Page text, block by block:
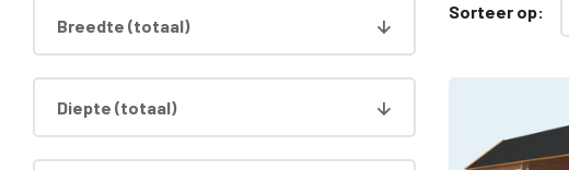
Breedte (totaal)
Diepte (totaal)
Sorteer op: